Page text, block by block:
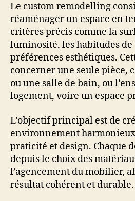
Le custom remodelling
réaménager un espace en
critères précis comme la
luminosité, les habitudes de
préférences esthétiques.
concerner une seule pièce,
ou une salle de bain, ou
logement, voire un espace
L’objectif principal est de
environnement
praticité et design. Chaque
depuis le choix des
l’agencement du mobilier,
résultat cohérent et durable.